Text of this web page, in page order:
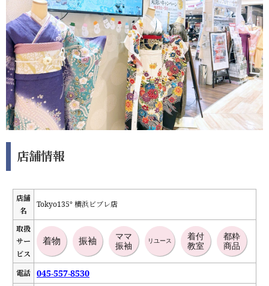
店舗情報
店舗
名
Tokyo135° 横浜ビブレ店
取扱
サー
ビス
着物 振袖
ママ
振袖
リユース
着付
教室
都粋
商品
電話 045-557-8530